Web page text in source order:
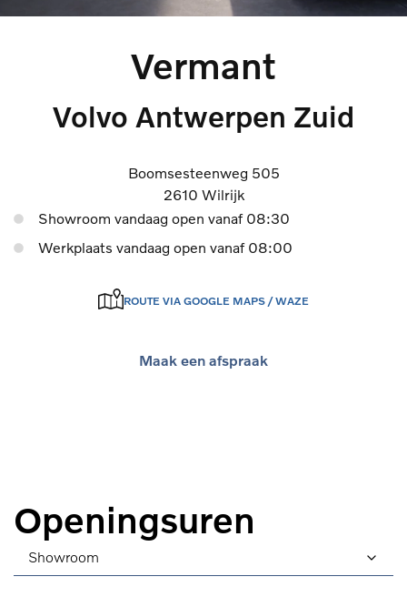
Vermant
Volvo Antwerpen Zuid
Boomsesteenweg 505
2610 Wilrijk
Showroom vandaag open vanaf 08:30
Werkplaats vandaag open vanaf 08:00
ROUTE VIA GOOGLE MAPS / WAZE
Maak een afspraak
Openingsuren
Showroom